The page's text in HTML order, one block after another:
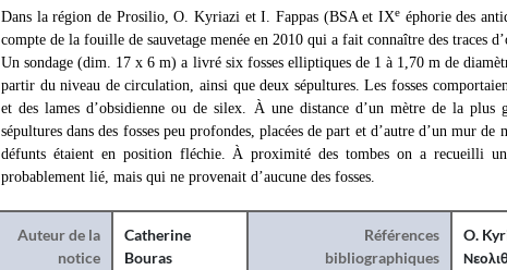
Dans la région de Prosilio, O. Kyriazi et I. Fappas (BSA et ΙΧe éphorie des
compte de la fouille de sauvetage menée en 2010 qui a fait connaître des traces
Un sondage (dim. 17 x 6 m) a livré six fosses elliptiques de 1 à 1,70 m de
partir du niveau de circulation, ainsi que deux sépultures. Les fosses
et des lames d’obsidienne ou de silex. À une distance d’un mètre de la plus
sépultures dans des fosses peu profondes, placées de part et d’autre d’un mur
défunts étaient en position fléchie. À proximité des tombes on a recueilli
probablement lié, mais qui ne provenait d’aucune des fosses.
Auteur de la
notice
Catherine
Bouras
Références
bibliographiques
O.